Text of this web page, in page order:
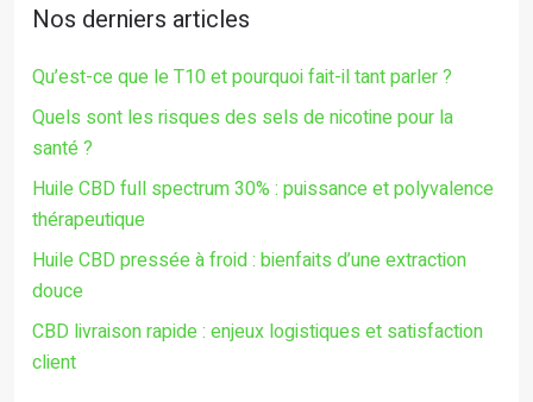
Nos derniers articles
Qu’est-ce que le T10 et pourquoi fait-il tant parler ?
Quels sont les risques des sels de nicotine pour la
santé ?
Huile CBD full spectrum 30% : puissance et polyvalence
thérapeutique
Huile CBD pressée à froid : bienfaits d’une extraction
douce
CBD livraison rapide : enjeux logistiques et satisfaction
client